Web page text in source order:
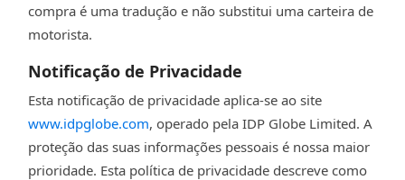
compra é uma tradução e não substitui uma carteira de
motorista.
Notificação de Privacidade
Esta notificação de privacidade aplica-se ao site
www.idpglobe.com, operado pela IDP Globe Limited. A
proteção das suas informações pessoais é nossa maior
prioridade. Esta política de privacidade descreve como